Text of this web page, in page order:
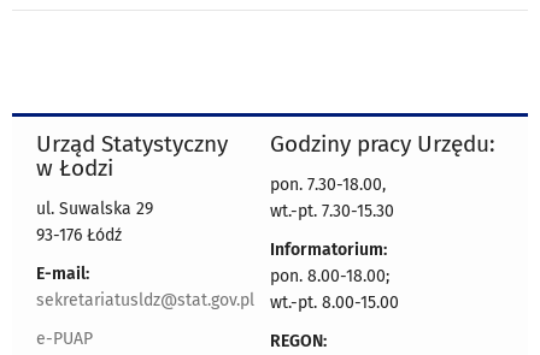
Urząd Statystyczny
w Łodzi
ul. Suwalska 29
93-176 Łódź
E-mail:
sekretariatusldz@stat.gov.pl
e-PUAP
Godziny pracy Urzędu:
pon. 7.30-18.00,
wt.-pt. 7.30-15.30
Informatorium:
pon. 8.00-18.00;
wt.-pt. 8.00-15.00
REGON: